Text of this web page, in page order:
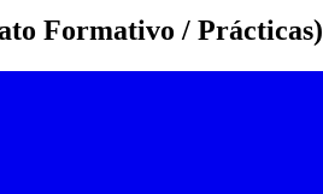
Formativo / Prácticas)